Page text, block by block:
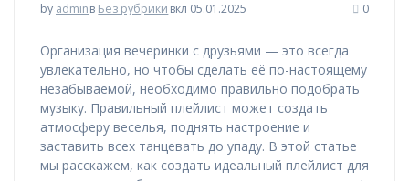
by adminв Без рубрики вкл 05.01.2025 0
Организация вечеринки с друзьями — это всегда
увлекательно, но чтобы сделать её по-настоящему
незабываемой, необходимо правильно подобрать
музыку. Правильный плейлист может создать
атмосферу веселья, поднять настроение и
заставить всех танцевать до упаду. В этой статье
мы расскажем, как создать идеальный плейлист для